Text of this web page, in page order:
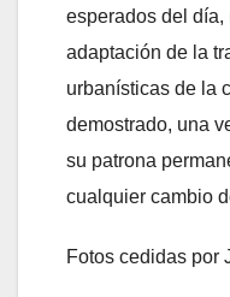
esperados del día,
adaptación de la
urbanísticas de la
demostrado, una
su patrona
cualquier cambio
Fotos cedidas por